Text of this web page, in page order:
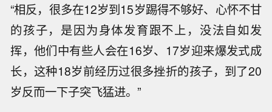
“相反，很多在12岁到15岁踢得不够好、心怀不甘
的孩子，是因为身体发育跟不上，没法自如发
挥，他们中有些人会在16岁、17岁迎来爆发式成
长，这种18岁前经历过很多挫折的孩子，到了20
岁反而一下子突飞猛进。”